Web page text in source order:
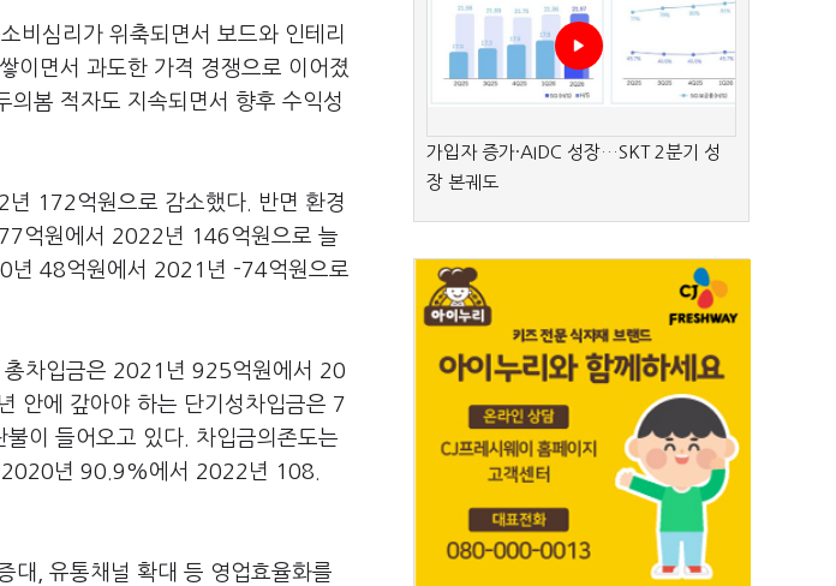
비심리가 위축되면서 보드와 인테리
이면서 과도한 가격 경쟁으로 이어졌
봄 적자도 지속되면서 향후 수익성
172억원으로 감소했다. 반면 환경
억원에서 2022년 146억원으로 늘
년 48억원에서 2021년 -74억원으로
총차입금은 2021년 925억원에서 20
안에 갚아야 하는 단기성차입금은 7
이 들어오고 있다. 차입금의존도는
년 90.9%에서 2022년 108.
대, 유통채널 확대 등 영업효율화를
가입자 증가·AIDC 성장…SKT 2분기 성
장 본궤도